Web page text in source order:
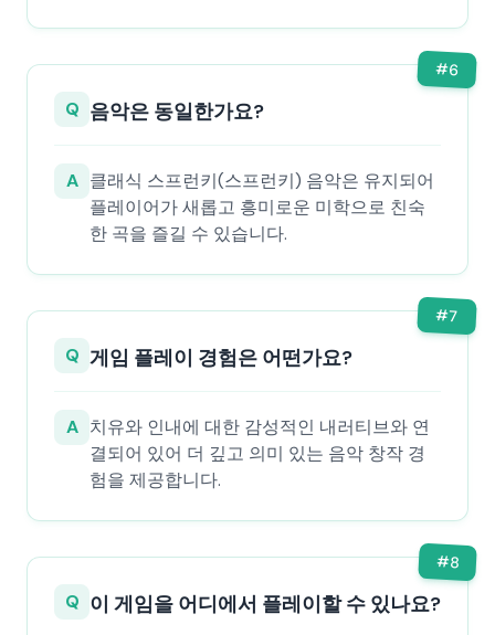
#6
Q 음악은 동일한가요?
A 클래식 스프런키(스프런키) 음악은 유지되어
플레이어가 새롭고 흥미로운 미학으로 친숙
한 곡을 즐길 수 있습니다.
#7
Q 게임 플레이 경험은 어떤가요?
A 치유와 인내에 대한 감성적인 내러티브와 연
결되어 있어 더 깊고 의미 있는 음악 창작 경
험을 제공합니다.
#8
Q 이 게임을 어디에서 플레이할 수 있나요?